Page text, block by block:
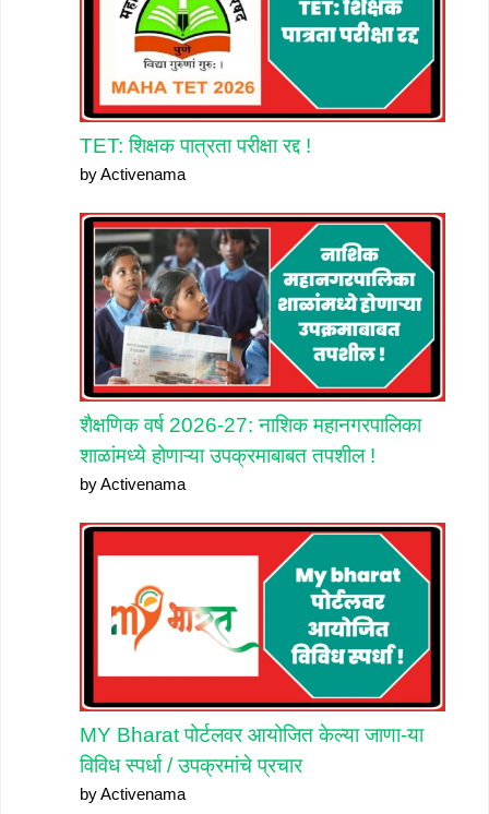
TET: शिक्षक पात्रता परीक्षा रद्द !
by Activenama
शैक्षणिक वर्ष 2026-27: नाशिक महानगरपालिका
शाळांमध्ये होणाऱ्या उपक्रमाबाबत तपशील !
by Activenama
MY Bharat पोर्टलवर आयोजित केल्या जाणा-या
विविध स्पर्धा / उपक्रमांचे प्रचार
by Activenama